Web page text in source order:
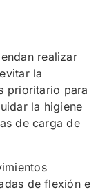
realizar
la
prioritario para
la higiene
de carga de
de flexión e